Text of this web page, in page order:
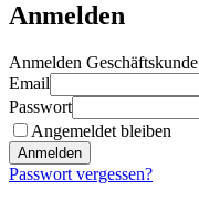
Anmelden
Anmelden Geschäftskunde
Email
Passwort
Angemeldet bleiben
Anmelden
Passwort vergessen?